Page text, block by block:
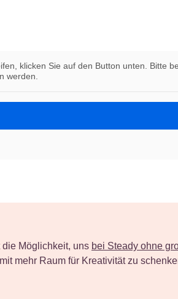
klicken Sie auf den Button unten. Bitte
werden.
Möglichkeit, uns bei Steady ohne
mehr Raum für Kreativität zu